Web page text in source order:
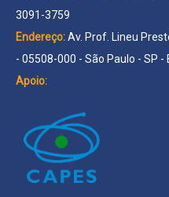
3091-3759
Endereço:Av. Prof. Lineu
- 05508-000 - São Paulo - SP -
Apoio: